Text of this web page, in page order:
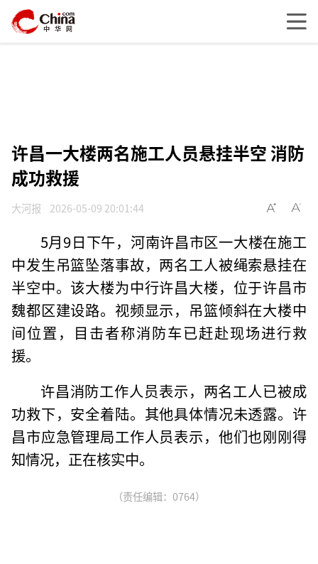
许昌一大楼两名施工人员悬挂半空 消防
成功救援
大河报 2026-05-09 20:01:44
5月9日下午，河南许昌市区一大楼在施工
中发生吊篮坠落事故，两名工人被绳索悬挂在
半空中。该大楼为中行许昌大楼，位于许昌市
魏都区建设路。视频显示，吊篮倾斜在大楼中
间位置，目击者称消防车已赶赴现场进行救
援。
许昌消防工作人员表示，两名工人已被成
功救下，安全着陆。其他具体情况未透露。许
昌市应急管理局工作人员表示，他们也刚刚得
知情况，正在核实中。
（责任编辑：0764）